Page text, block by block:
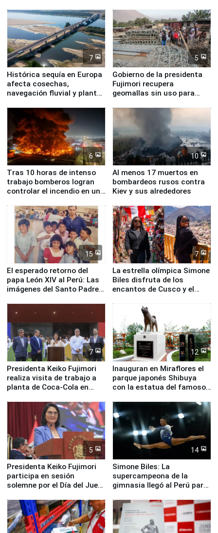
7
Histórica sequía en Europa
afecta cosechas,
navegación fluvial y plantas
5
Gobierno de la presidenta
Fujimori recupera
geomallas sin uso para
Fenómeno El Niño
6
Tras 10 horas de intenso
trabajo bomberos logran
controlar el incendio en una
de Chile
10
Al menos 17 muertos en
bombardeos rusos contra
Kiev y sus alrededores
15
El esperado retorno del
papa León XIV al Perú: Las
imágenes del Santo Padre
7
La estrella olímpica Simone
Biles disfruta de los
encantos de Cusco y el
7
Presidenta Keiko Fujimori
realiza visita de trabajo a
planta de Coca-Cola en
12
Inauguran en Miraflores el
parque japonés Shibuya
con la estatua del famoso
5
Presidenta Keiko Fujimori
participa en sesión
solemne por el Día del Juez
14
Simone Biles: La
supercampeona de la
gimnasia llegó al Perú para
Panamericanos Lima 2027